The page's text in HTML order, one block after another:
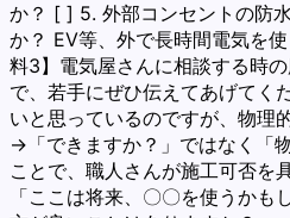
か？ [ ] 5. 外部コンセントの防
か？ EV等、外で長時間電気を
料3】電気屋さんに相談する時
で、若手にぜひ伝えてあげてく
いと思っているのですが、物理
→「できますか？」ではなく「
ことで、職人さんが施工可否を
「ここは将来、〇〇を使うかも